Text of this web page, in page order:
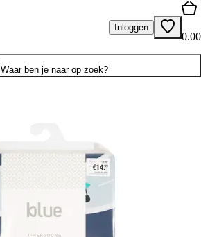
Inloggen
0.00
Waar ben je naar op zoek?